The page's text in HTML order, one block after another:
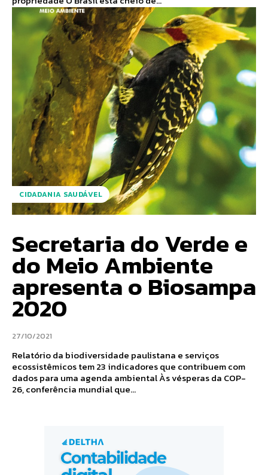
CIDADANIA SAUDÁVEL
Secretaria do Verde e
do Meio Ambiente
apresenta o Biosampa
2020
27/10/2021
Relatório da biodiversidade paulistana e serviços
ecossistêmicos tem 23 indicadores que contribuem com
dados para uma agenda ambiental Às vésperas da COP-
26, conferência mundial que...